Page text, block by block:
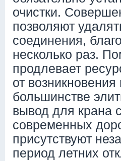
очистки.
позволяют
соединения,
несколько раз.
продлевает
от
большинстве
вывод для крана
современных
присутствуют
период летних